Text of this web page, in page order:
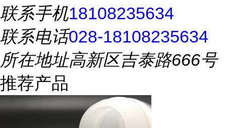
联系手机18108235634
联系电话028-18108235634
所在地址高新区吉泰路666号
推荐产品